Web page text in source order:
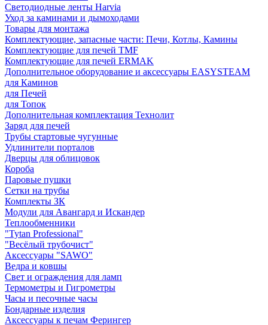
Светодиодные ленты Harvia
Уход за каминами и дымоходами
Товары для монтажа
Комплектующие, запасные части: Печи, Котлы, Камины
Комплектующие для печей TMF
Комплектующие для печей ERMAK
Дополнительное оборудование и аксессуары EASYSTEAM
для Каминов
для Печей
для Топок
Дополнительная комплектация Технолит
Заряд для печей
Трубы стартовые чугунные
Удлинители порталов
Дверцы для облицовок
Короба
Паровые пушки
Сетки на трубы
Комплекты ЗК
Модули для Авангард и Искандер
Теплообменники
"Tytan Professional"
"Весёлый трубочист"
Аксессуары "SAWO"
Ведра и ковшы
Свет и ограждения для ламп
Термометры и Гигрометры
Часы и песочные часы
Бондарные изделия
Аксессуары к печам Ферингер